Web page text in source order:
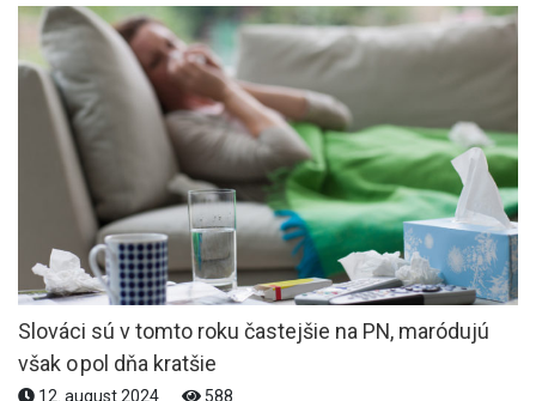
Slováci sú v tomto roku častejšie na PN, maródujú
však o pol dňa kratšie
12. august 2024 588